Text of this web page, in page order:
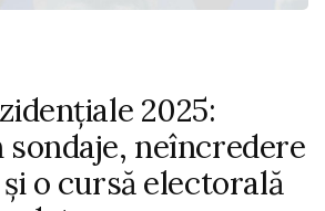
2025:
sondaje, neîncredere
o cursă electorală